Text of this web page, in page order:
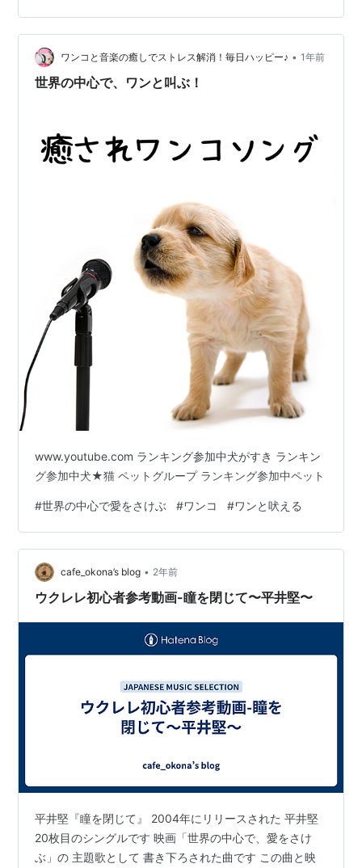
いる！」それが興味があった本だと、本当にワクワクす
る。 さて、今週金曜の更新。それなりの本が新たに入荷
されている。 そこに1冊の本が、新たに視聴可能になって
いることを…
ワンコと音楽の癒しでストレス解消！毎日ハッピー♪ • 1年前
世界の中心で、ワンと叫ぶ！
www.youtube.com ランキング参加中犬がすき ランキン
グ参加中犬★猫 ペットグループ ランキング参加中ペット
#世界の中心で愛をさけぶ #ワンコ #ワンと吠える
cafe_okona’s blog • 2年前
ウクレレ初心者参考動画-瞳を閉じて〜平井堅〜
平井堅『瞳を閉じて』 2004年にリリースされた 平井堅
20枚目のシングルです 映画「世界の中心で、愛をさけ
ぶ」の 主題歌として 書き下ろされた曲です この曲と映